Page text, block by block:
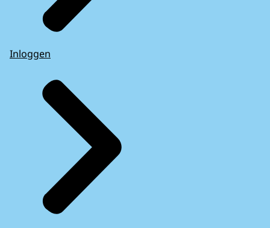
Inloggen